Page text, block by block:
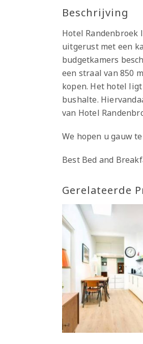
Beschrijving
Hotel Randenbroek
uitgerust met een
budgetkamers
een straal van 850
kopen. Het hotel
bushalte.
van Hotel
We hopen u gauw
Best Bed and
Gerelateerde